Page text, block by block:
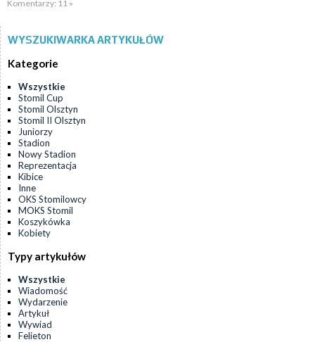
Komentarzy: 11 »
WYSZUKIWARKA ARTYKUŁÓW
Kategorie
Wszystkie
Stomil Cup
Stomil Olsztyn
Stomil II Olsztyn
Juniorzy
Stadion
Nowy Stadion
Reprezentacja
Kibice
Inne
OKS Stomilowcy
MOKS Stomil
Koszykówka
Kobiety
Typy artykułów
Wszystkie
Wiadomość
Wydarzenie
Artykuł
Wywiad
Felieton